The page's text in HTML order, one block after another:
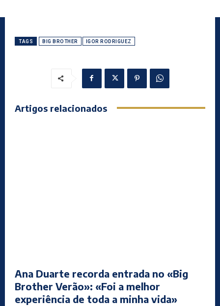
TAGS BIG BROTHER IGOR RODRIGUEZ
Artigos relacionados
Ana Duarte recorda entrada no «Big
Brother Verão»: «Foi a melhor
experiência de toda a minha vida»